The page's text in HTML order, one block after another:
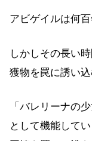
アビゲイルは何
しかしその長い
獲物を罠に誘い
「バレリーナの
として機能して